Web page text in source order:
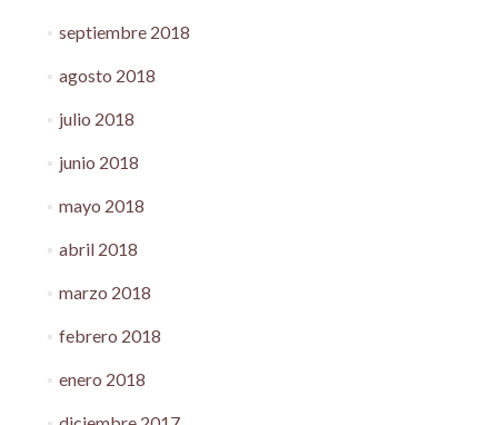
septiembre 2018
agosto 2018
julio 2018
junio 2018
mayo 2018
abril 2018
marzo 2018
febrero 2018
enero 2018